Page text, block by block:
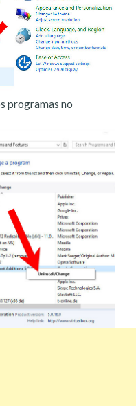
programas no